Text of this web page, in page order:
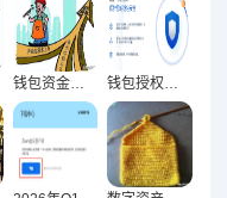
钱包资金回流促市场反弹 揭示投资新机遇信号 钱包授权激增下的数字资产安全破局之道